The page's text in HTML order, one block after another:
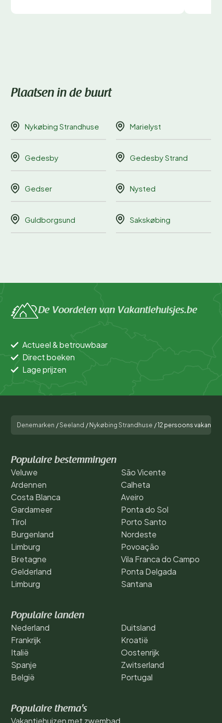
Plaatsen in de buurt
Nykøbing Strandhuse Marielyst
Gedesby Gedesby Strand
Gedser Nysted
Guldborgsund Sakskøbing
De Voordelen van Vakantiehuisjes.be
Actueel & betrouwbaar
Direct boeken
Lage prijzen
Denemarken /Seeland / Nykøbing Strandhuse /12 persoons
Populaire bestemmingen
Veluwe
Ardennen
Costa Blanca
Gardameer
Tirol
Burgenland
Limburg
Bretagne
Gelderland
Limburg
São Vicente
Calheta
Aveiro
Ponta do Sol
Porto Santo
Nordeste
Povoação
Vila Franca do Campo
Ponta Delgada
Santana
Populaire landen
Nederland
Frankrijk
Italië
Spanje
België
Duitsland
Kroatië
Oostenrijk
Zwitserland
Portugal
Populaire thema's